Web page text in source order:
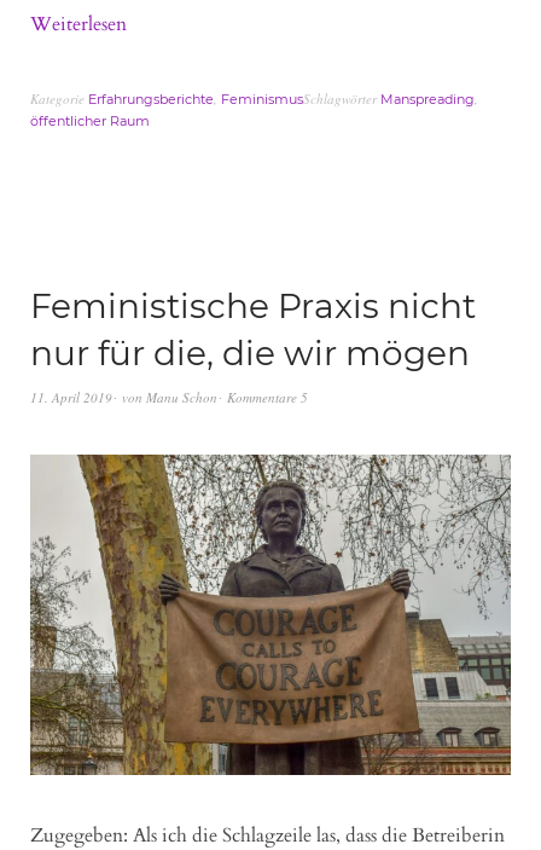
Weiterlesen
Kategorie Erfahrungsberichte FeminismusSchlagwörter Manspreading
öffentlicher Raum
Feministische Praxis nicht
nur für die, die wir mögen
11. April 2019 von Manu Schon Kommentare 5
Zugegeben: Als ich die Schlagzeile las, dass die Betreiberin